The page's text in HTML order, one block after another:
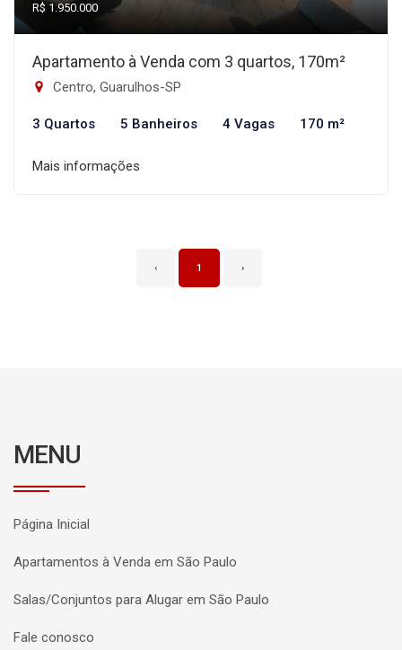
R$ 1.950.000
Apartamento à Venda com 3 quartos, 170m²
Centro, Guarulhos-SP
3 Quartos 5 Banheiros 4 Vagas 170 m²
Mais informações
‹ 1 ›
MENU
Página Inicial
Apartamentos à Venda em São Paulo
Salas/Conjuntos para Alugar em São Paulo
Fale conosco